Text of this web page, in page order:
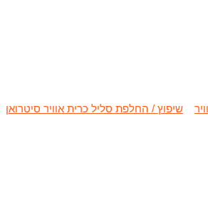
שיפוץ / החלפת סליל כרית אוויר סיטרואן